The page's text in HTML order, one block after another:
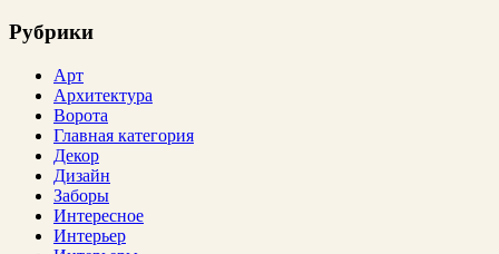
Рубрики
Арт
Архитектура
Ворота
Главная категория
Декор
Дизайн
Заборы
Интересное
Интерьер